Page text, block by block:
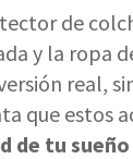
de
y la ropa
real,
que estos
de tu sueño